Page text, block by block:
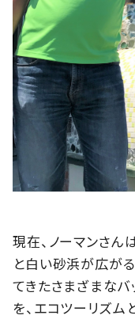
現在、ノーマンさん
と白い砂浜が広が
てきたさまざまなバ
を、エコツーリズム